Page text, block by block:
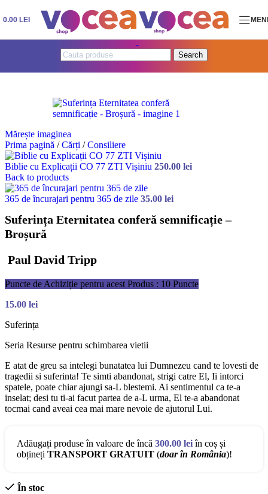
Skip to navigationSkip to main content
0.00 LEI
Search
Mărește imaginea
Prima pagină / Cărți / Consiliere
Biblie cu Explicații CO 77 ZTI Vișiniu 250.00 lei
Back to products
365 de încurajari pentru 365 de zile 35.00 lei
Suferința Eternitatea conferă semnificație –
Broșură
Paul David Tripp
Puncte de Achiziție pentru acest Produs : 10 Puncte
15.00 lei
Suferința
Seria Resurse pentru schimbarea vietii
E atat de greu sa intelegi bunatatea lui Dumnezeu cand te lovesti de
tragedii si suferinta! Te simti abandonat, strigi catre El, Ii intorci
spatele, poate chiar ajungi sa-L blestemi. Ai sentimentul ca te-a
inselat; desi tu ti-ai facut partea de a-L urma, El te-a abandonat
tocmai cand aveai cea mai mare nevoie de ajutorul Lui.
Adăugați produse în valoare de încă 300.00 leiîn coș și
obțineți TRANSPORT GRATUIT (doar în România)!
În stoc